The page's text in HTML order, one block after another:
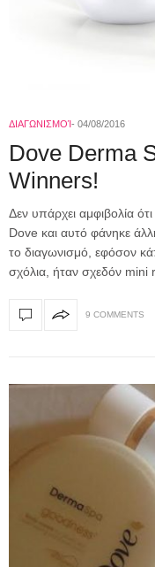
ΔΙΑΓΩΝΙΣΜΟΊ 04/08/2016
Dove Derma
Winners!
Δεν υπάρχει αμφιβολία
Dove και αυτό φάνηκε
το διαγωνισμό, εφόσον
σχόλια, ήταν σχεδόν mini
9 COMMENTS